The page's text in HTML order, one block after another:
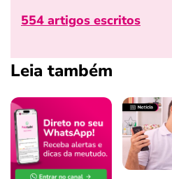
554 artigos escritos
Leia também